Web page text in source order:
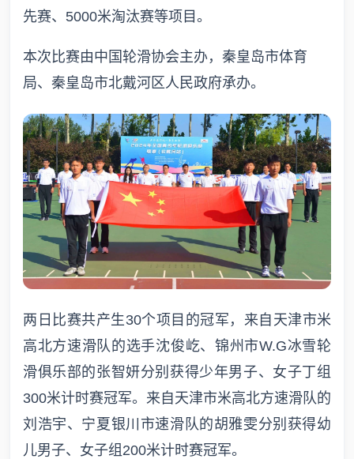
先赛、5000米淘汰赛等项目。
本次比赛由中国轮滑协会主办，秦皇岛市体育
局、秦皇岛市北戴河区人民政府承办。
两日比赛共产生30个项目的冠军，来自天津市米
高北方速滑队的选手沈俊屹、锦州市W.G冰雪轮
滑俱乐部的张智妍分别获得少年男子、女子丁组
300米计时赛冠军。来自天津市米高北方速滑队的
刘浩宇、宁夏银川市速滑队的胡雅雯分别获得幼
儿男子、女子组200米计时赛冠军。